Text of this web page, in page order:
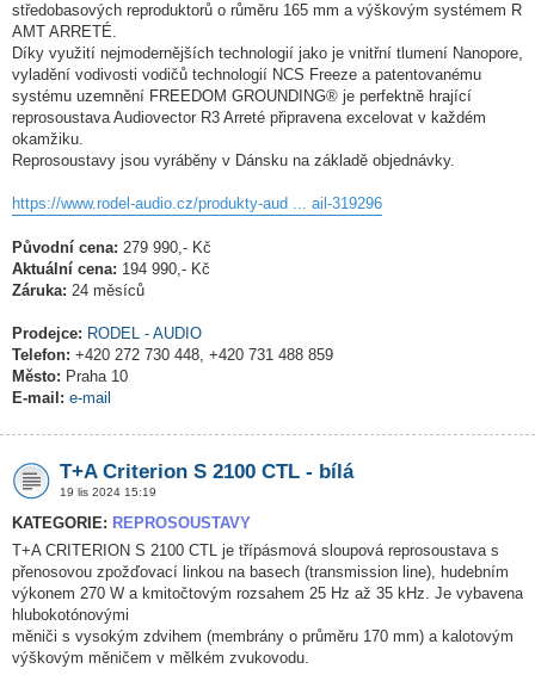
středobasových reproduktorů o růměru 165 mm a výškovým systémem R
AMT ARRETÉ.
Díky využití nejmodernějších technologií jako je vnitřní tlumení Nanopore,
vyladění vodivosti vodičů technologií NCS Freeze a patentovanému
systému uzemnění FREEDOM GROUNDING® je perfektně hrající
reprosoustava Audiovector R3 Arreté připravena excelovat v každém
okamžiku.
Reprosoustavy jsou vyráběny v Dánsku na základě objednávky.
https://www.rodel-audio.cz/produkty-aud ... ail-319296
Původní cena: 279 990,- Kč
Aktuální cena: 194 990,- Kč
Záruka: 24 měsíců
Prodejce: RODEL - AUDIO
Telefon: +420 272 730 448, +420 731 488 859
Město: Praha 10
E-mail: e-mail
T+A Criterion S 2100 CTL - bílá
19 lis 2024 15:19
KATEGORIE: REPROSOUSTAVY
T+A CRITERION S 2100 CTL je třípásmová sloupová reprosoustava s
přenosovou zpožďovací linkou na basech (transmission line), hudebním
výkonem 270 W a kmitočtovým rozsahem 25 Hz až 35 kHz. Je vybavena
hlubokotónovými
měniči s vysokým zdvihem (membrány o průměru 170 mm) a kalotovým
výškovým měničem v mělkém zvukovodu.